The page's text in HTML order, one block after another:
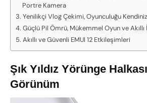
Portre Kamera
Yenilikçi Vlog Çekimi, Oyunculuğu
Güçlü Pil Ömrü, Mükemmel Oyun ve
Akıllı ve Güvenli EMUI 12 Etkileşimleri
Şık Yıldız Yörünge
Görünüm